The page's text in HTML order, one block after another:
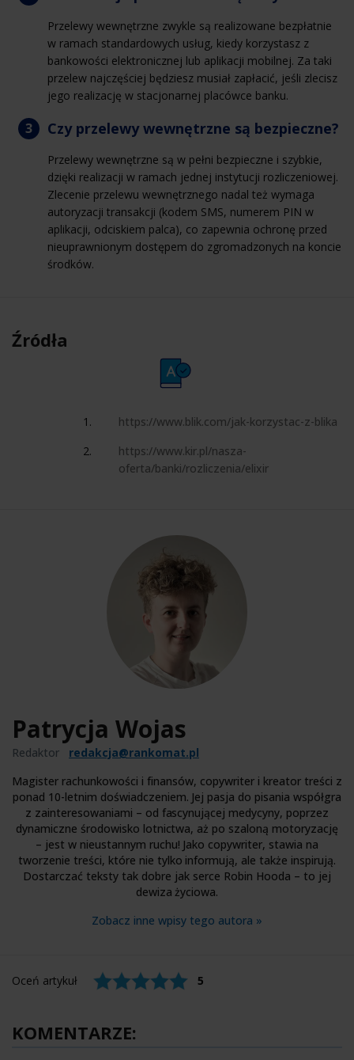
Przelewy wewnętrzne zwykle są realizowane bezpłatnie
w ramach standardowych usług, kiedy korzystasz z
bankowości elektronicznej lub aplikacji mobilnej. Za taki
przelew najczęściej będziesz musiał zapłacić, jeśli zlecisz
jego realizację w stacjonarnej placówce banku.
Czy przelewy wewnętrzne są bezpieczne?
Przelewy wewnętrzne są w pełni bezpieczne i szybkie,
dzięki realizacji w ramach jednej instytucji rozliczeniowej.
Zlecenie przelewu wewnętrznego nadal też wymaga
autoryzacji transakcji (kodem SMS, numerem PIN w
aplikacji, odciskiem palca), co zapewnia ochronę przed
nieuprawnionym dostępem do zgromadzonych na koncie
środków.
Źródła
https://www.blik.com/jak-korzystac-z-blika
https://www.kir.pl/nasza-
oferta/banki/rozliczenia/elixir
Patrycja Wojas
Redaktor
redakcja@rankomat.pl
Magister rachunkowości i finansów, copywriter i kreator treści z
ponad 10-letnim doświadczeniem. Jej pasja do pisania współgra
z zainteresowaniami – od fascynującej medycyny, poprzez
dynamiczne środowisko lotnictwa, aż po szaloną motoryzację
– jest w nieustannym ruchu! Jako copywriter, stawia na
tworzenie treści, które nie tylko informują, ale także inspirują.
Dostarczać teksty tak dobre jak serce Robin Hooda – to jej
dewiza życiowa.
Zobacz inne wpisy tego autora »
Oceń artykuł 5
KOMENTARZE: